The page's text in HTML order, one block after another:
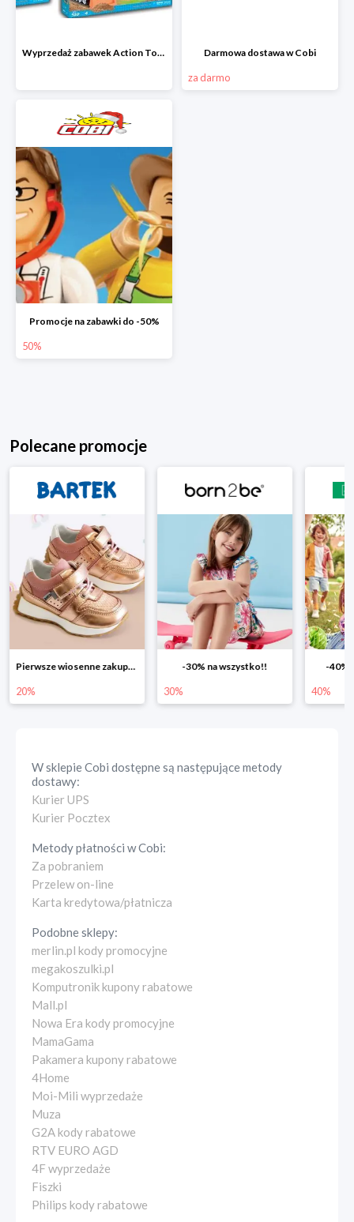
Wyprzedaż zabawek Action Town w Cobi Darmowa dostawa w Cobi
za darmo
Promocje na zabawki do -50%
50%
Polecane promocje
-30% na wszystko!!
30%
-40% na drugą sztukę
40% 25%
W sklepieCobi dostępne są następujące metody
dostawy:
Kurier UPS
Kurier Pocztex
Metody płatności wCobi:
Za pobraniem
Przelew on-line
Karta kredytowa/płatnicza
Podobne sklepy:
merlin.pl kody promocyjne
megakoszulki.pl
Komputronik kupony rabatowe
Mall.pl
Nowa Era kody promocyjne
MamaGama
Pakamera kupony rabatowe
4Home
Moi-Mili wyprzedaże
Muza
G2A kody rabatowe
RTV EURO AGD
4F wyprzedaże
Fiszki
Philips kody rabatowe